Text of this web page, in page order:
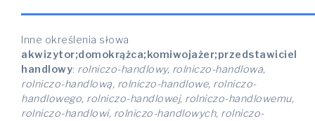
Inne określenia słowa
akwizytor;domokrążca;komiwojażer;przedstawiciel
handlowy: rolniczo-handlowy, rolniczo-handlowa,
rolniczo-handlową, rolniczo-handlowe, rolniczo-
handlowego, rolniczo-handlowej, rolniczo-handlowemu,
rolniczo-handlowi, rolniczo-handlowych, rolniczo-